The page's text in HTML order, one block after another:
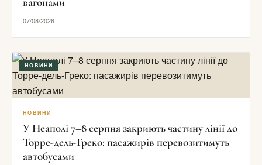
07/08/2026
НОВИНИ
НОВИНИ
У Неаполі 7–8 серпня закриють частину лінії до
Торре-дель-Греко: пасажирів перевозитимуть
автобусами